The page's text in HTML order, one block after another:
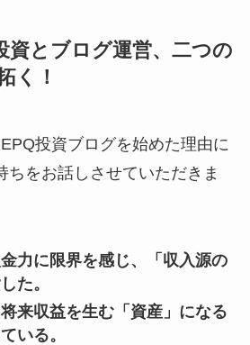
資とブログ運営、二つの
く！
投資ブログを始めた理由に
ちをお話しさせていただきま
力に限界を感じ、「収入源の
た。
来収益を生む「資産」になる
いる。